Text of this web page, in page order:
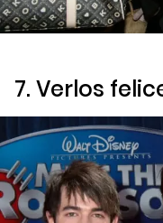
7. Verlos